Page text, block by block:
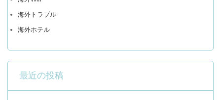
海外トラブル
海外ホテル
最近の投稿